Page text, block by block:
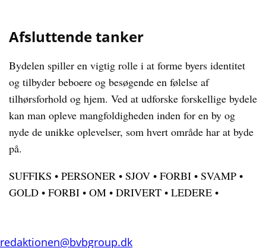
Afsluttende tanker
Bydelen spiller en vigtig rolle i at forme byers identitet
og tilbyder beboere og besøgende en følelse af
tilhørsforhold og hjem. Ved at udforske forskellige bydele
kan man opleve mangfoldigheden inden for en by og
nyde de unikke oplevelser, som hvert område har at byde
på.
SUFFIKS • PERSONER • SJOV • FORBI • SVAMP •
GOLD • FORBI • OM • DRIVERT • LEDERE •
redaktionen@bvbgroup.dk